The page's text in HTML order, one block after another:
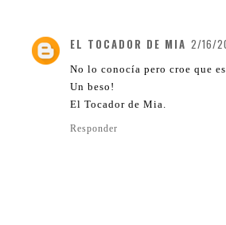
EL TOCADOR DE MIA 2/16/
No lo conocía pero croe que
Un beso!
El Tocador de Mia.
Responder